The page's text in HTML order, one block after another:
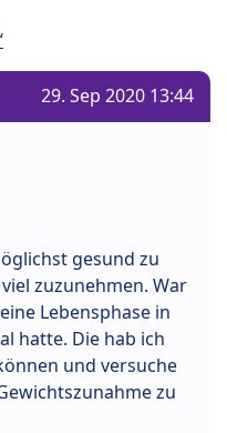
29. Sep 2020 13:44
gesund zu
zuzunehmen. War
Lebensphase in
hatte. Die hab ich
und versuche
zu